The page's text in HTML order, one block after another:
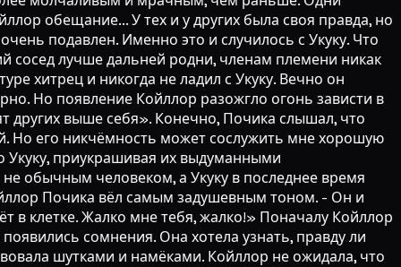
обещание... У тех и у других была своя правда, но
подавлен. Именно это и случилось с Укуку. Что
сосед лучше дальней родни, членам племени никак
хитрец и никогда не ладил с Укуку. Вечно он
Но появление Койллор разожгло огонь зависти в
других выше себя». Конечно, Почика слышал, что
Но его никчёмность может сослужить мне хорошую
приукрашивая их выдуманными
обычным человеком, а Укуку в последнее время
Почика вёл самым задушевным тоном. - Он и
в клетке. Жалко мне тебя, жалко!» Поначалу Койллор
сомнения. Она хотела узнать, правду ли
шутками и намёками. Койллор не ожидала, что